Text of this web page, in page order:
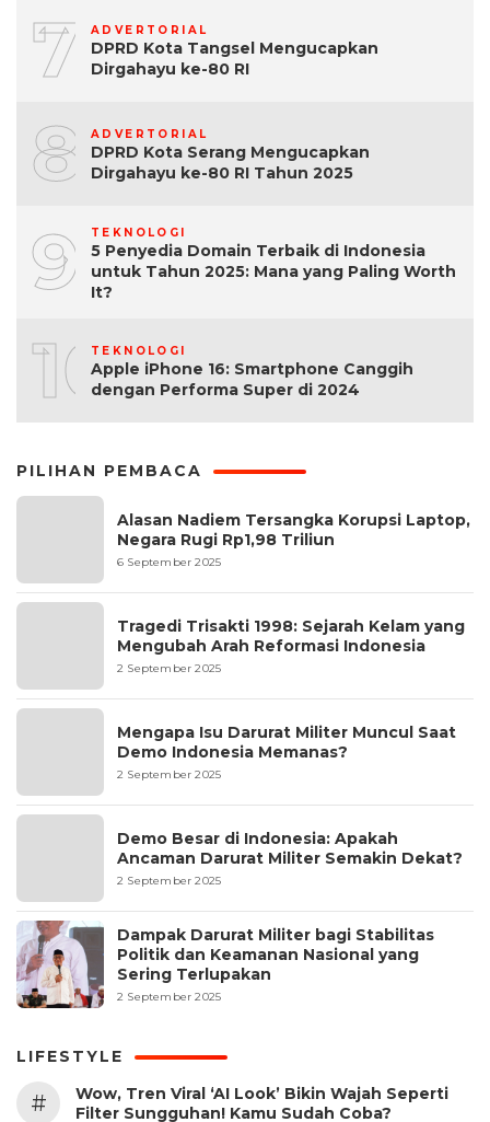
7 ADVERTORIAL
DPRD Kota Tangsel Mengucapkan
Dirgahayu ke-80 RI
8 ADVERTORIAL
DPRD Kota Serang Mengucapkan
Dirgahayu ke-80 RI Tahun 2025
9 TEKNOLOGI
5 Penyedia Domain Terbaik di Indonesia
untuk Tahun 2025: Mana yang Paling Worth
It?
10TEKNOLOGI
Apple iPhone 16: Smartphone Canggih
dengan Performa Super di 2024
PILIHAN PEMBACA
Alasan Nadiem Tersangka Korupsi Laptop,
Negara Rugi Rp1,98 Triliun
6 September 2025
Tragedi Trisakti 1998: Sejarah Kelam yang
Mengubah Arah Reformasi Indonesia
2 September 2025
Mengapa Isu Darurat Militer Muncul Saat
Demo Indonesia Memanas?
2 September 2025
Demo Besar di Indonesia: Apakah
Ancaman Darurat Militer Semakin Dekat?
2 September 2025
Dampak Darurat Militer bagi Stabilitas
Politik dan Keamanan Nasional yang
Sering Terlupakan
2 September 2025
LIFESTYLE
#
Wow, Tren Viral ‘AI Look’ Bikin Wajah Seperti
Filter Sungguhan! Kamu Sudah Coba?